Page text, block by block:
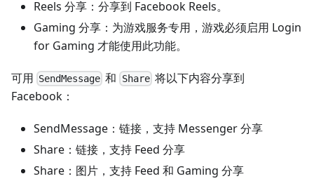
Reels 分享：分享到 Facebook Reels。
Gaming 分享：为游戏服务专用，游戏必须启用 Login
for Gaming 才能使用此功能。
可用 SendMessage 和 Share将以下内容分享到
Facebook：
SendMessage：链接，支持 Messenger 分享
Share：链接，支持 Feed 分享
Share：图片，支持 Feed 和 Gaming 分享